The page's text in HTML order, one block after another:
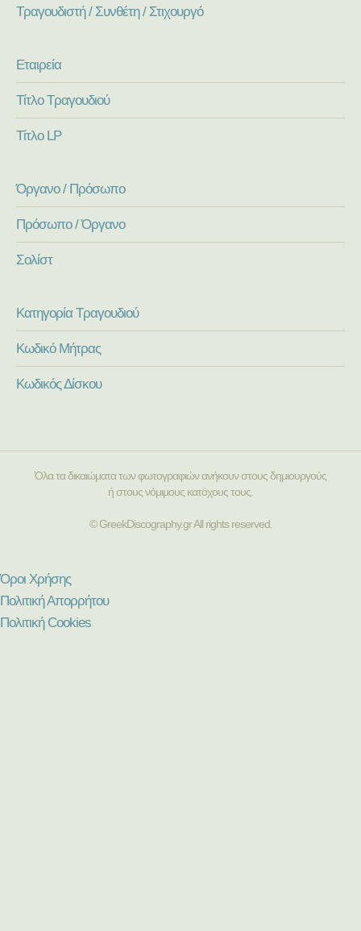
Τραγουδιστή / Συνθέτη / Στιχουργό
Εταιρεία
Τίτλο Τραγουδιού
Τίτλο LP
Όργανο / Πρόσωπο
Πρόσωπο / Όργανο
Σολίστ
Κατηγορία Τραγουδιού
Κωδικό Μήτρας
Κωδικός Δίσκου
Όλα τα δικαιώματα των φωτογραφιών ανήκουν στους δημιουργούς
ή στους νόμιμους κατόχους τους.
© GreekDiscography.gr All rights reserved.
Όροι Χρήσης
Πολιτική Απορρήτου
Πολιτική Cookies